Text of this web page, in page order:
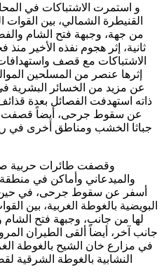
و استمرت الاشتباكات في
القنيطرة الشمالي، بين القوات
من جهة، وجبهة فتح الشام
ثانية، إثر هجوم نفذه الأخير
الاشتباكات مع قصف
إثرها عنصر من المسلحين
عن مزيد من الخسائر
ذاته استهدفت الفصائل بعدة
عن سقوط جرحى، أيضاً قصفت
جباثا الخشب ومناطق أخرى في
وقصفت طائرات حربية
والميدعاني وأماكن في
أسفر عن سقوط جرحى، في حين
البويضية بالغوطة الغربية، بين
لها من جانب، وجبهة فتح الشام
جانب آخر، أيضاً ألقى الطيران
في مزارع خان الشيح بالغوطة
النشابية بالغوطة الشرقية